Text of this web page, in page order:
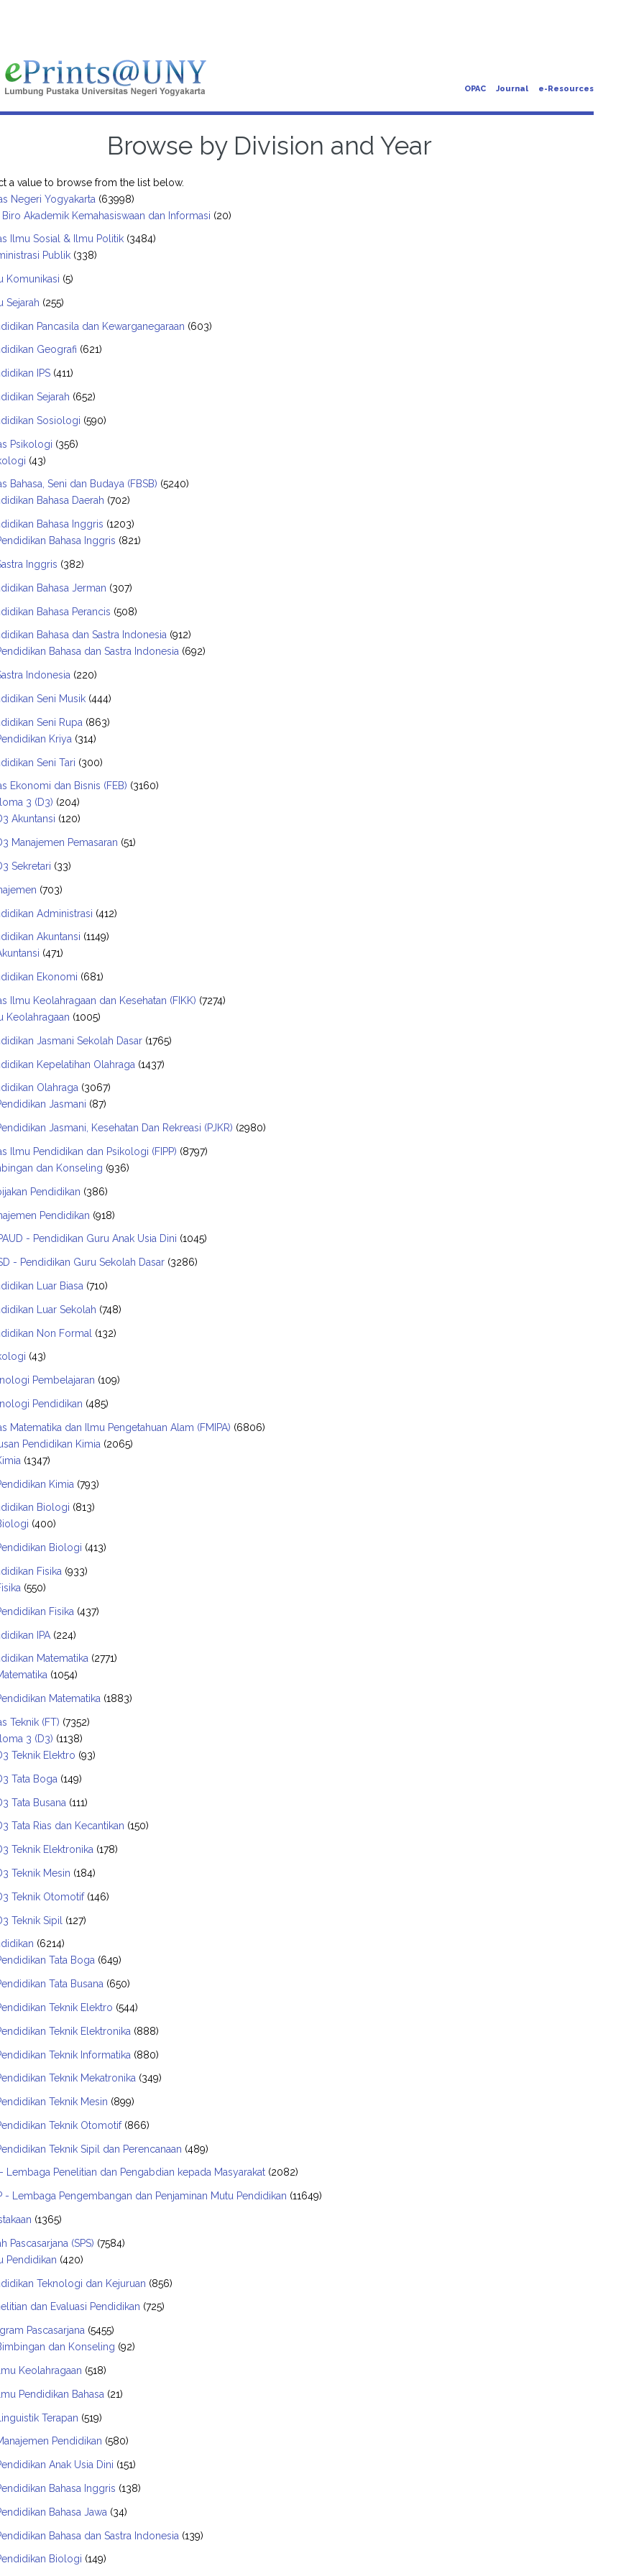
OPAC Journal e-Resources
Browse by Division and Year
a value to browse from the list below.
Negeri Yogyakarta (63998)
Biro Akademik Kemahasiswaan dan Informasi (20)
Ilmu Sosial & Ilmu Politik (3484)
Publik(338)
Komunikasi (5)
Sejarah (255)
Pancasila dan Kewarganegaraan (603)
Geografi (621)
IPS(411)
Sejarah (652)
Sosiologi (590)
Psikologi (356)
(43)
Bahasa, Seni dan Budaya (FBSB) (5240)
Bahasa Daerah (702)
Bahasa Inggris (1203)
Bahasa Inggris (821)
Inggris (382)
Bahasa Jerman (307)
Bahasa Perancis (508)
Bahasa dan Sastra Indonesia(912)
Bahasa dan Sastra Indonesia (692)
Indonesia (220)
Seni Musik(444)
Seni Rupa (863)
Kriya (314)
Seni Tari (300)
Ekonomi dan Bisnis (FEB) (3160)
3 (D3) (204)
Akuntansi (120)
Manajemen Pemasaran (51)
Sekretari (33)
(703)
Administrasi (412)
Akuntansi (1149)
(471)
Ekonomi (681)
Ilmu Keolahragaan dan Kesehatan (FIKK) (7274)
Keolahragaan (1005)
Jasmani Sekolah Dasar(1765)
Kepelatihan Olahraga (1437)
Olahraga(3067)
Jasmani (87)
Jasmani, Kesehatan Dan Rekreasi (PJKR) (2980)
Ilmu Pendidikan dan Psikologi (FIPP) (8797)
dan Konseling (936)
Pendidikan (386)
Pendidikan (918)
- Pendidikan Guru Anak Usia Dini (1045)
- Pendidikan Guru Sekolah Dasar(3286)
Luar Biasa (710)
Luar Sekolah (748)
Non Formal (132)
(43)
Pembelajaran (109)
Pendidikan (485)
Matematika dan Ilmu Pengetahuan Alam (FMIPA) (6806)
Pendidikan Kimia (2065)
(1347)
Kimia (793)
Biologi (813)
(400)
Biologi (413)
Fisika (933)
(550)
Fisika (437)
IPA(224)
Matematika(2771)
(1054)
Matematika (1883)
Teknik (FT) (7352)
3 (D3) (1138)
Teknik Elektro (93)
Tata Boga (149)
Tata Busana (111)
Tata Rias dan Kecantikan (150)
Teknik Elektronika (178)
Teknik Mesin (184)
Teknik Otomotif(146)
Teknik Sipil (127)
(6214)
Tata Boga (649)
Tata Busana (650)
Teknik Elektro (544)
Teknik Elektronika (888)
Teknik Informatika (880)
Teknik Mekatronika (349)
Teknik Mesin (899)
Teknik Otomotif(866)
Teknik Sipil dan Perencanaan (489)
Lembaga Penelitian dan Pengabdian kepada Masyarakat (2082)
- Lembaga Pengembangan dan Penjaminan Mutu Pendidikan (11649)
(1365)
Pascasarjana (SPS) (7584)
Pendidikan (420)
Teknologi dan Kejuruan (856)
dan Evaluasi Pendidikan (725)
Pascasarjana(5455)
dan Konseling (92)
Ilmu Keolahragaan (518)
Ilmu Pendidikan Bahasa (21)
Linguistik Terapan (519)
Pendidikan (580)
Anak Usia Dini (151)
Bahasa Inggris (138)
Bahasa Jawa (34)
Bahasa dan Sastra Indonesia (139)
Biologi (149)